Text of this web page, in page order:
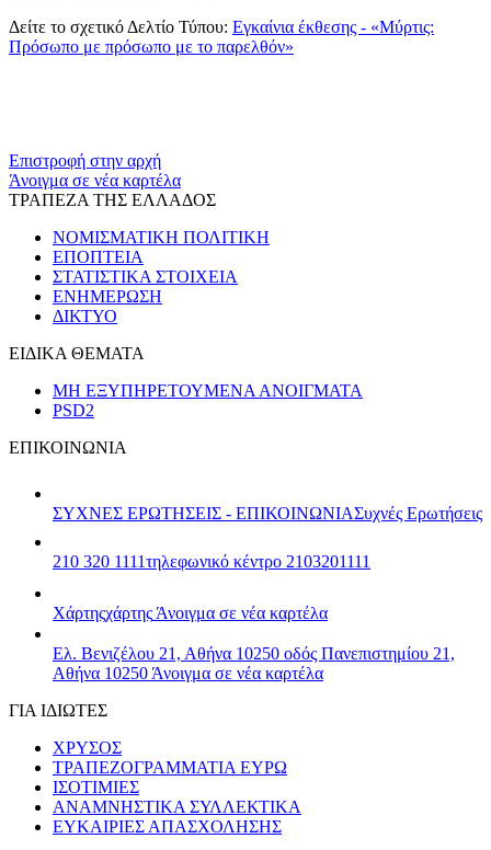
Δείτε το σχετικό Δελτίο Τύπου: Εγκαίνια έκθεσης - «Μύρτις:
Πρόσωπο με πρόσωπο με το παρελθόν»
Επιστροφή στην αρχή
Άνοιγμα σε νέα καρτέλα
ΤΡΑΠΕΖΑ ΤΗΣ ΕΛΛΑΔΟΣ
ΝΟΜΙΣΜΑΤΙΚΗ ΠΟΛΙΤΙΚΗ
ΕΠΟΠΤΕΙΑ
ΣΤΑΤΙΣΤΙΚΑ ΣΤΟΙΧΕΙΑ
ΕΝΗΜΕΡΩΣΗ
ΔΙΚΤΥΟ
ΕΙΔΙΚΑ ΘΕΜΑΤΑ
ΜΗ ΕΞΥΠΗΡΕΤΟΥΜΕΝΑ ΑΝΟΙΓΜΑΤΑ
PSD2
ΕΠΙΚΟΙΝΩΝΙΑ
ΣΥΧΝΕΣ ΕΡΩΤΗΣΕΙΣ - ΕΠΙΚΟΙΝΩΝΙΑΣυχνές Ερωτήσεις
210 320 1111τηλεφωνικό κέντρο 2103201111
Χάρτηςχάρτης Άνοιγμα σε νέα καρτέλα
Ελ. Βενιζέλου 21, Αθήνα 10250 οδός Πανεπιστημίου 21,
Αθήνα 10250 Άνοιγμα σε νέα καρτέλα
ΓΙΑ ΙΔΙΩΤΕΣ
ΧΡΥΣΟΣ
ΤΡΑΠΕΖΟΓΡΑΜΜΑΤΙΑ ΕΥΡΩ
ΙΣΟΤΙΜΙΕΣ
ΑΝΑΜΝΗΣΤΙΚΑ ΣΥΛΛΕΚΤΙΚΑ
ΕΥΚΑΙΡΙΕΣ ΑΠΑΣΧΟΛΗΣΗΣ